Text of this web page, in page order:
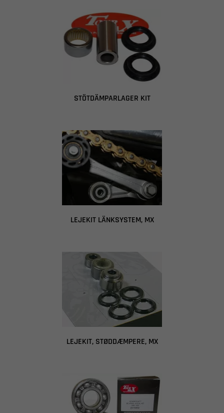
STÖTDÄMPARLAGER KIT
LEJEKIT LÄNKSYSTEM, MX
LEJEKIT, STØDDÆMPERE, MX